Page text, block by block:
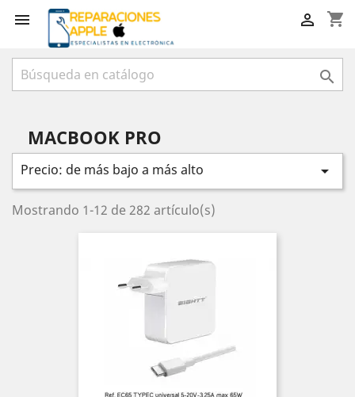
 shopping_cart


MACBOOK PRO
Precio: de más bajo a más alto 
Mostrando 1-12 de 282 artículo(s)